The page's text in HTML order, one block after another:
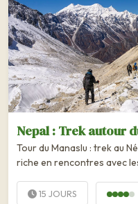
Nepal : Trek autour
Tour du Manaslu : trek au
riche en rencontres avec
15 JOURS